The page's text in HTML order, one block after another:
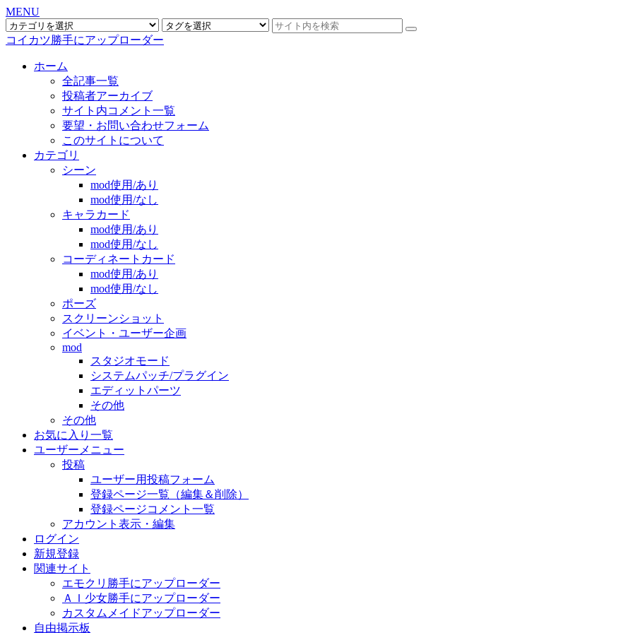
MENU
コイカツ勝手にアップローダー
ホーム
全記事一覧
投稿者アーカイブ
サイト内コメント一覧
要望・お問い合わせフォーム
このサイトについて
カテゴリ
シーン
mod使用/あり
mod使用/なし
キャラカード
mod使用/あり
mod使用/なし
コーディネートカード
mod使用/あり
mod使用/なし
ポーズ
スクリーンショット
イベント・ユーザー企画
mod
スタジオモード
システムパッチ/プラグイン
エディットパーツ
その他
その他
お気に入り一覧
ユーザーメニュー
投稿
ユーザー用投稿フォーム
登録ページ一覧（編集＆削除）
登録ページコメント一覧
アカウント表示・編集
ログイン
新規登録
関連サイト
エモクリ勝手にアップローダー
ＡＩ少女勝手にアップローダー
カスタムメイドアップローダー
自由掲示板